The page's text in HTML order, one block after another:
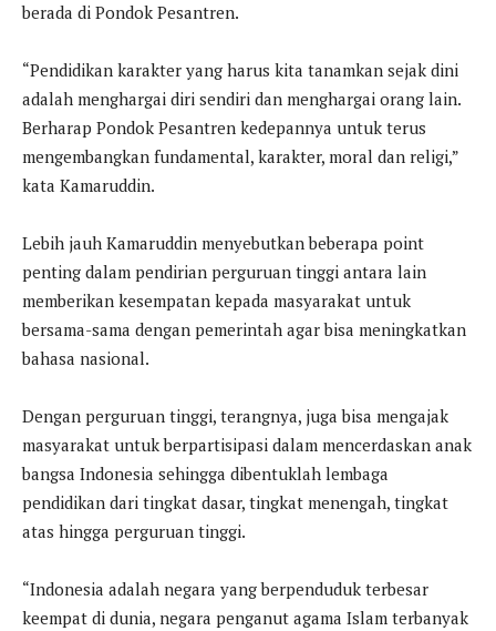
berada di Pondok Pesantren.
“Pendidikan karakter yang harus kita tanamkan sejak dini
adalah menghargai diri sendiri dan menghargai orang lain.
Berharap Pondok Pesantren kedepannya untuk terus
mengembangkan fundamental, karakter, moral dan religi,”
kata Kamaruddin.
Lebih jauh Kamaruddin menyebutkan beberapa point
penting dalam pendirian perguruan tinggi antara lain
memberikan kesempatan kepada masyarakat untuk
bersama-sama dengan pemerintah agar bisa meningkatkan
bahasa nasional.
Dengan perguruan tinggi, terangnya, juga bisa mengajak
masyarakat untuk berpartisipasi dalam mencerdaskan anak
bangsa Indonesia sehingga dibentuklah lembaga
pendidikan dari tingkat dasar, tingkat menengah, tingkat
atas hingga perguruan tinggi.
“Indonesia adalah negara yang berpenduduk terbesar
keempat di dunia, negara penganut agama Islam terbanyak